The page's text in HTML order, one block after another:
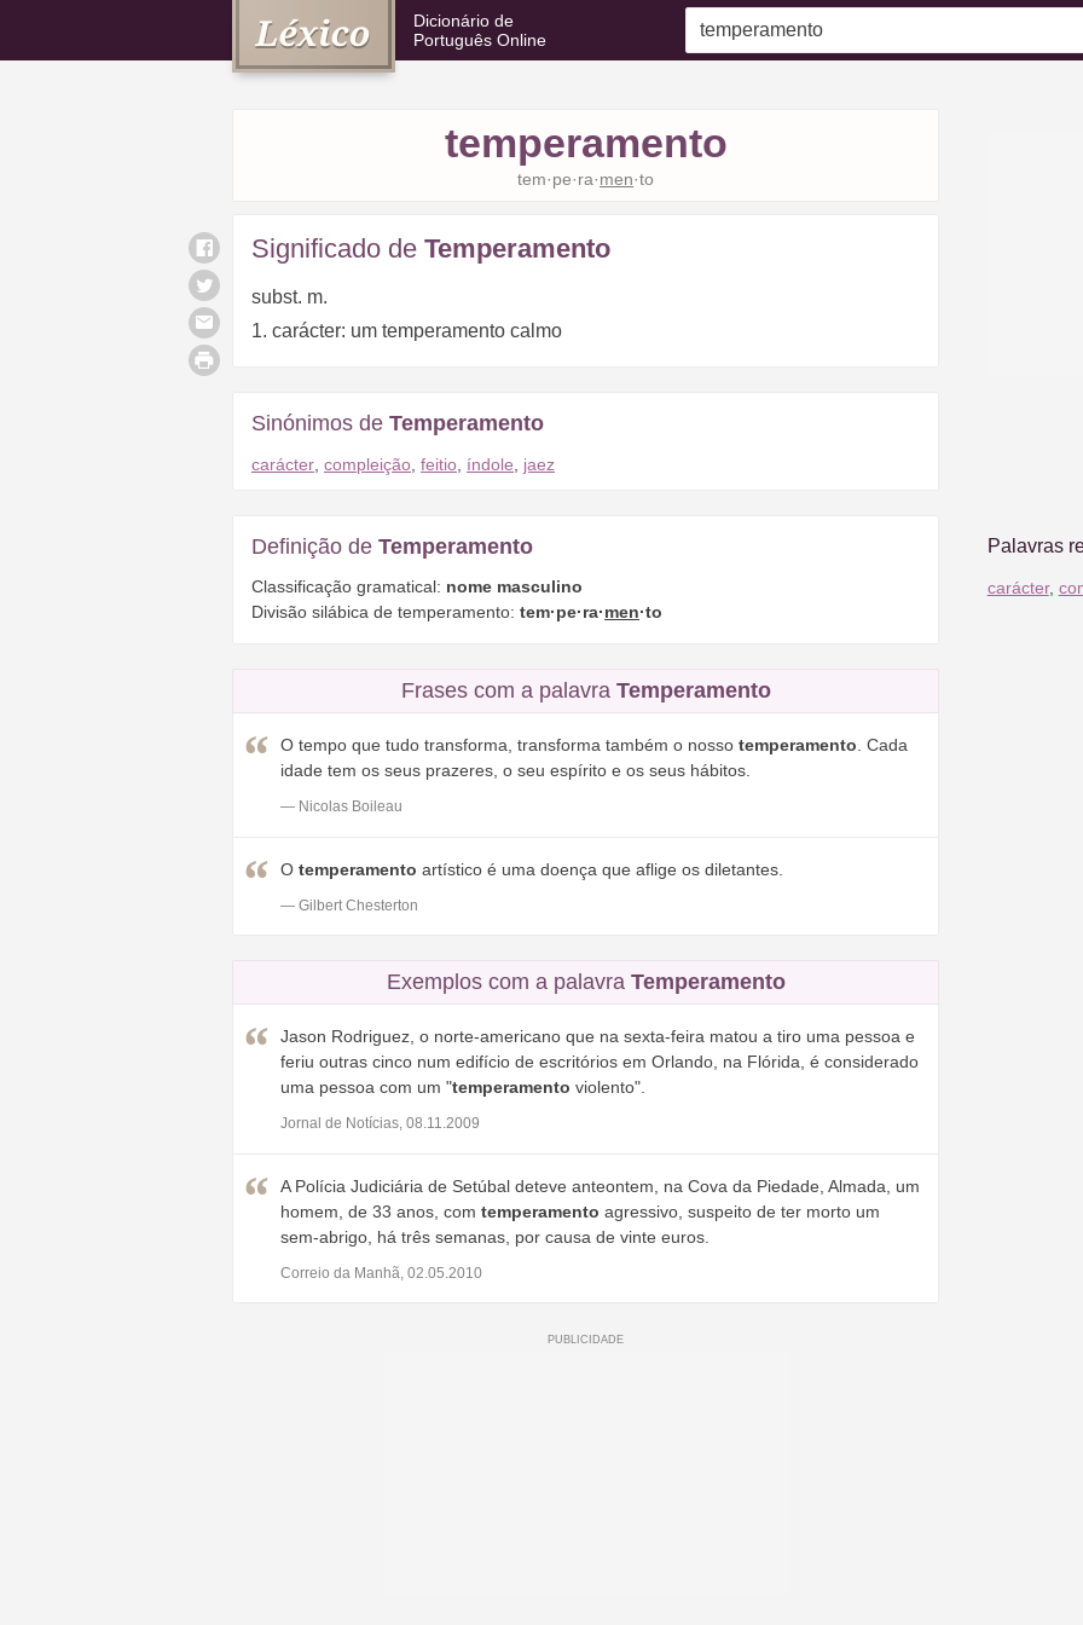
Dicionário de
Português Online
temperamento
tem·pe·ra·men·to
Significado de Temperamento
subst. m.
1. carácter: um temperamento calmo
Sinónimos de Temperamento
carácter compleição feitio índole jaez
Definição de Temperamento
Classificação gramatical: nome masculino
Divisão silábica de temperamento: tem·pe·ra·men·to
Frases com a palavra Temperamento
O tempo que tudo transforma, transforma também o nosso temperamento. Cada
idade tem os seus prazeres, o seu espírito e os seus hábitos.
— Nicolas Boileau
O temperamento artístico é uma doença que aflige os diletantes.
— Gilbert Chesterton
Exemplos com a palavra Temperamento
Jason Rodriguez, o norte-americano que na sexta-feira matou a tiro uma pessoa e
feriu outras cinco num edifício de escritórios em Orlando, na Flórida, é considerado
uma pessoa com um "temperamento violento".
Jornal de Notícias, 08.11.2009
A Polícia Judiciária de Setúbal deteve anteontem, na Cova da Piedade, Almada, um
homem, de 33 anos, com temperamento agressivo, suspeito de ter morto um
sem-abrigo, há três semanas, por causa de vinte euros.
Correio da Manhã, 02.05.2010
Palavras
carácter,